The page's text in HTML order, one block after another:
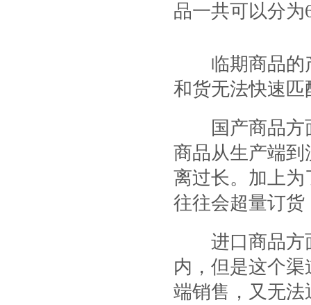
品一共可以分为
临期商品的产
和货无法快速匹
国产商品方面
商品从生产端
离过长。加上
往往会超量订
进口商品方面
内，但是这个
端销售，又无